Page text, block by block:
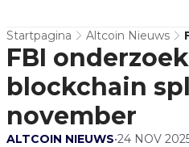
Startpagina Altcoin Nieuws
FBI
blockchain
november
ALTCOIN NIEUWS•24 NOV